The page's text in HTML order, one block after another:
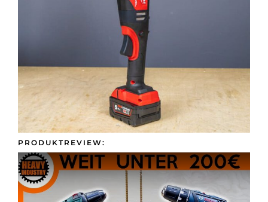
PRODUKTREVIEW: